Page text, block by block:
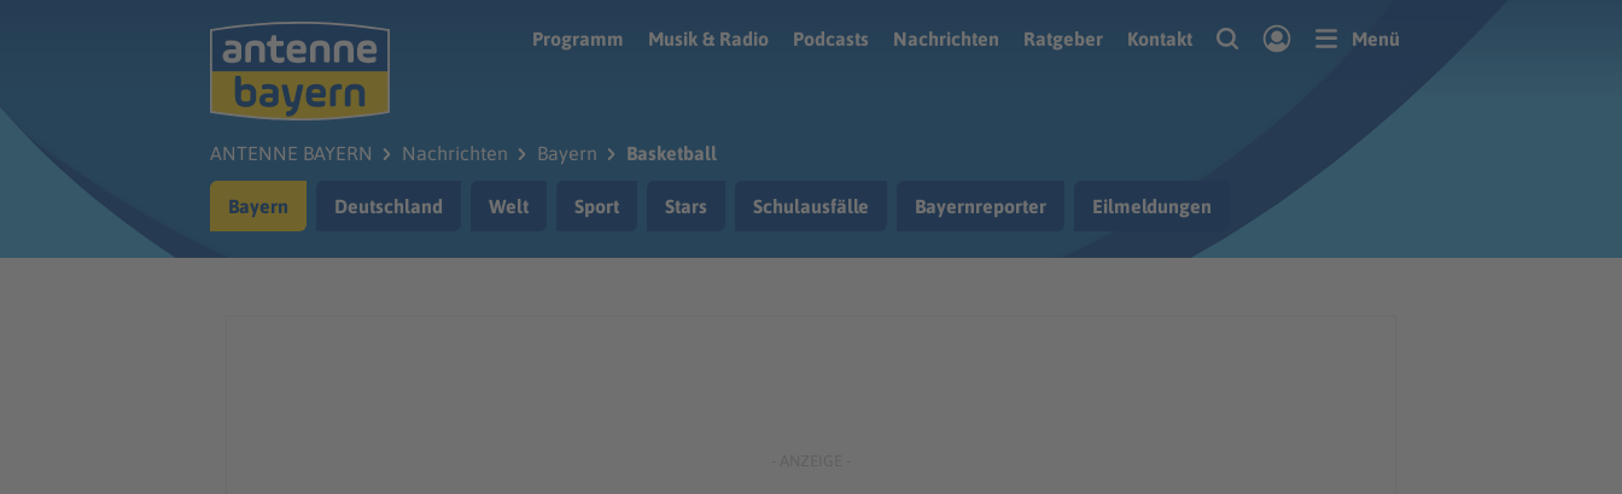
Programm
Musik & Radio Podcasts Nachrichten Ratgeber Kontakt Menü
ANTENNE BAYERN Nachrichten Bayern Basketball
Bayern Deutschland Welt Sport Stars Schulausfälle Bayernreporter Eilmeldungen